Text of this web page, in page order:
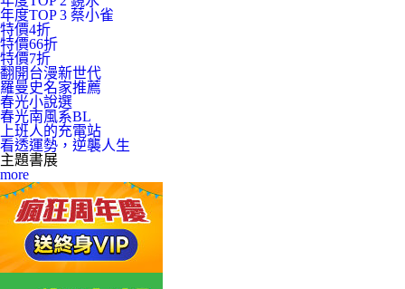
年度TOP 3 蔡小雀
特價4折
特價66折
特價7折
翻開台漫新世代
羅曼史名家推薦
春光小說選
春光南風系BL
上班人的充電站
看透運勢，逆襲人生
主題書展
more